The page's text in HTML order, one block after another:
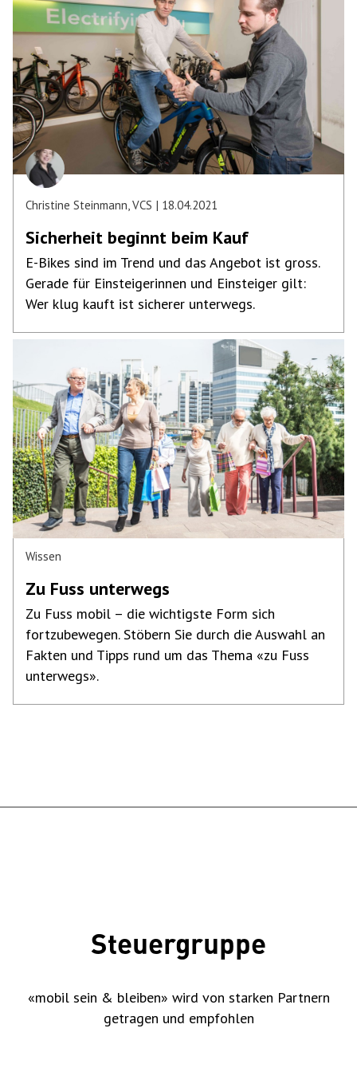
Christine Steinmann, VCS 18.04.2021
Sicherheit beginnt beim Kauf
E-Bikes sind im Trend und das Angebot ist gross.
Gerade für Einsteigerinnen und Einsteiger gilt:
Wer klug kauft ist sicherer unterwegs.
Wissen
Zu Fuss unterwegs
Zu Fuss mobil – die wichtigste Form sich
fortzubewegen. Stöbern Sie durch die Auswahl an
Fakten und Tipps rund um das Thema «zu Fuss
unterwegs».
Steuergruppe
«mobil sein & bleiben» wird von starken Partnern
getragen und empfohlen